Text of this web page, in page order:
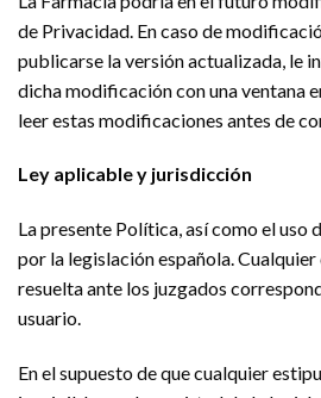
de Privacidad. En caso de
publicarse la versión actualizada, le
dicha modificación con una ventana
leer estas modificaciones antes de
Ley aplicable y jurisdicción
La presente Política, así como el uso
por la legislación española.
resuelta ante los juzgados
usuario.
En el supuesto de que cualquier